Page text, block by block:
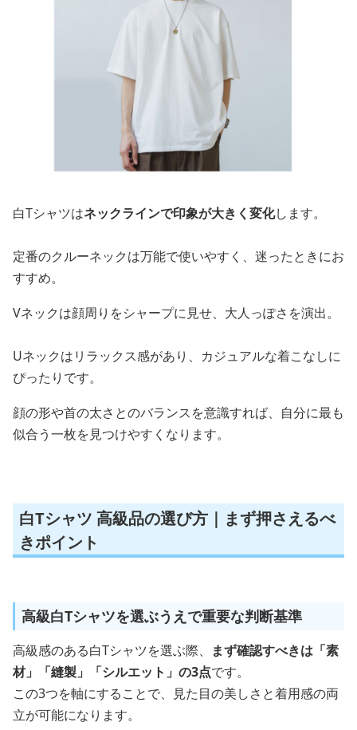
白Tシャツはネックラインで印象が大きく変化します。
定番のクルーネックは万能で使いやすく、迷ったときにお
すすめ。
Vネックは顔周りをシャープに見せ、大人っぽさを演出。
Uネックはリラックス感があり、カジュアルな着こなしに
ぴったりです。
顔の形や首の太さとのバランスを意識すれば、自分に最も
似合う一枚を見つけやすくなります。
白Tシャツ 高級品の選び方｜まず押さえるべ
きポイント
高級白Tシャツを選ぶうえで重要な判断基準
高級感のある白Tシャツを選ぶ際、
まず確認すべきは「素
材」「縫製」「シルエット」の3点です。
この3つを軸にすることで、見た目の美しさと着用感の両
立が可能になります。